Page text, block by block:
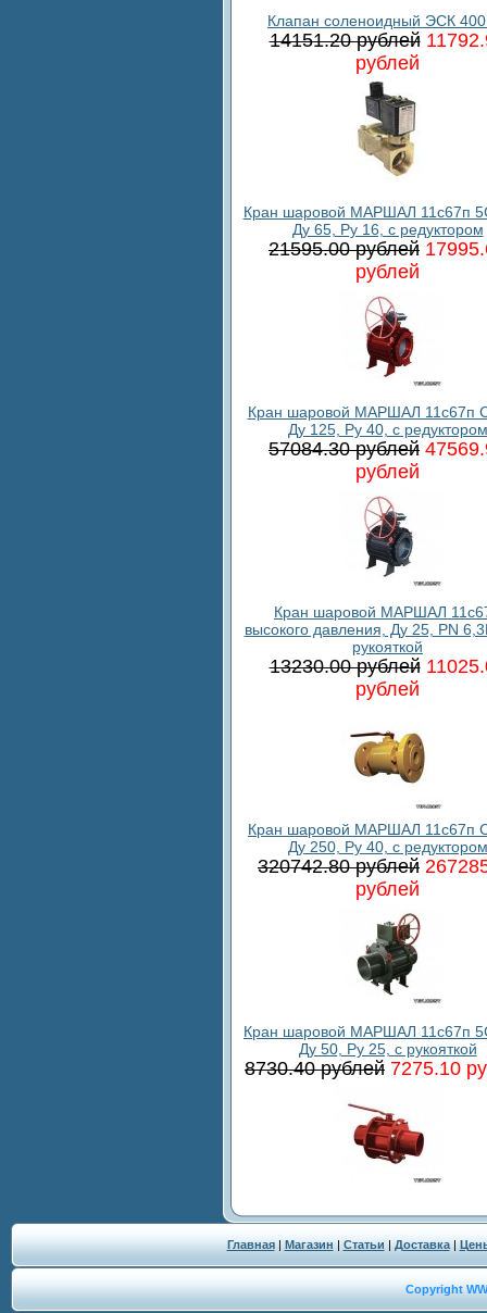
Клапан соленоидный ЭСК
14151.20 рублей
рублей
Кран шаровой МАРШАЛ 11с67п
Ду 65, Ру 16, с редуктором
21595.00 рублей
рублей
Кран шаровой МАРШАЛ 11с67п
Ду 125, Ру 40, с редуктором
57084.30 рублей
рублей
Кран шаровой МАРШАЛ
высокого давления, Ду 25, PN
рукояткой
13230.00 рублей
рублей
Кран шаровой МАРШАЛ 11с67п
Ду 250, Ру 40, с редуктором
320742.80 рублей
рублей
Кран шаровой МАРШАЛ 11с67п
Ду 50, Ру 25, с рукояткой
8730.40 рублей 7275.10
Главная| Магазин | Статьи | Доставка|
Copyright